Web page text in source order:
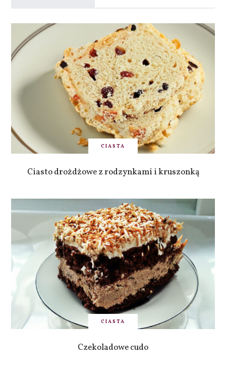
CIASTA
Ciasto drożdżowe z rodzynkami i kruszonką
CIASTA
Czekoladowe cudo